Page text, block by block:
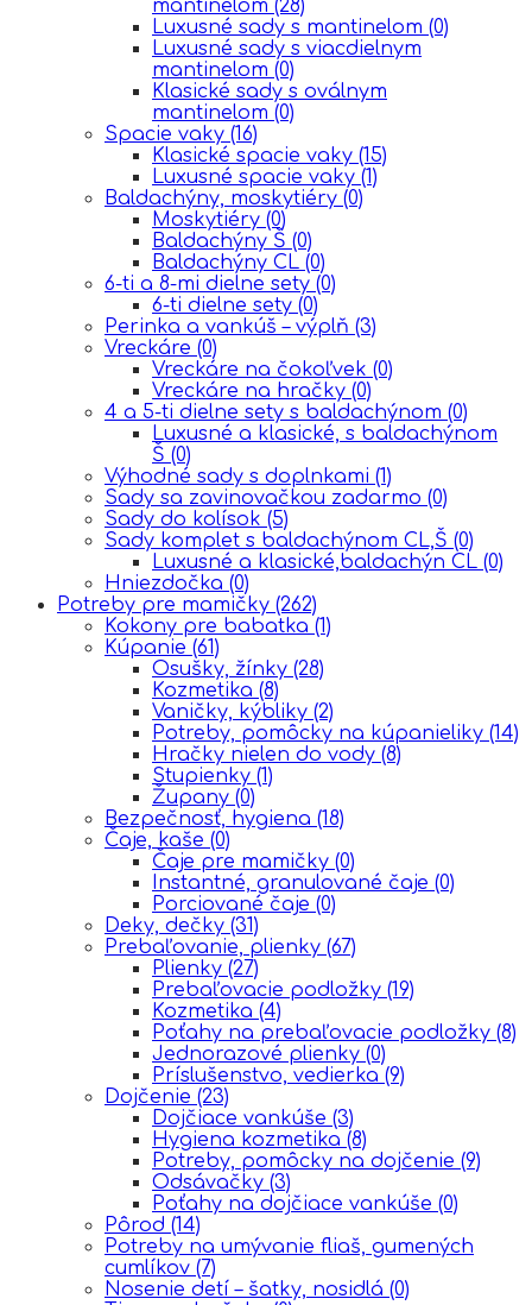
mantinelom (28)
Luxusné sady s mantinelom (0)
Luxusné sady s viacdielnym
mantinelom (0)
Klasické sady s oválnym
mantinelom (0)
Spacie vaky (16)
Klasické spacie vaky (15)
Luxusné spacie vaky (1)
Baldachýny, moskytiéry (0)
Moskytiéry (0)
Baldachýny Š (0)
Baldachýny CL (0)
6-ti a 8-mi dielne sety (0)
6-ti dielne sety (0)
Perinka a vankúš – výplň (3)
Vreckáre (0)
Vreckáre na čokoľvek (0)
Vreckáre na hračky (0)
4 a 5-ti dielne sety s baldachýnom (0)
Luxusné a klasické, s baldachýnom
Š (0)
Výhodné sady s doplnkami (1)
Sady sa zavinovačkou zadarmo (0)
Sady do kolísok (5)
Sady komplet s baldachýnom CL,Š (0)
Luxusné a klasické,baldachýn CL (0)
Hniezdočka (0)
Potreby pre mamičky (262)
Kokony pre babatka (1)
Kúpanie (61)
Osušky, žínky (28)
Kozmetika (8)
Vaničky, kýbliky (2)
Potreby, pomôcky na kúpanieliky (14)
Hračky nielen do vody (8)
Stupienky (1)
Župany (0)
Bezpečnosť, hygiena (18)
Čaje, kaše (0)
Čaje pre mamičky (0)
Instantné, granulované čaje (0)
Porciované čaje (0)
Deky, dečky (31)
Prebaľovanie, plienky (67)
Plienky (27)
Prebaľovacie podložky (19)
Kozmetika (4)
Poťahy na prebaľovacie podložky (8)
Jednorazové plienky (0)
Príslušenstvo, vedierka (9)
Dojčenie (23)
Dojčiace vankúše (3)
Hygiena kozmetika (8)
Potreby, pomôcky na dojčenie (9)
Odsávačky (3)
Poťahy na dojčiace vankúše (0)
Pôrod (14)
Potreby na umývanie fliaš, gumených
cumlíkov (7)
Nosenie detí – šatky, nosidlá (0)